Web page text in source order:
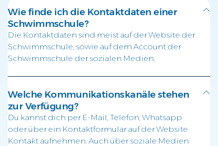
Wie finde ich die Kontaktdaten einer
Schwimmschule?
Die Kontaktdaten sind meist auf der Website der
Schwimmschule, sowie auf dem Account der
Schwimmschule der sozialen Medien.
Welche Kommunikationskanäle stehen
zur Verfügung?
Du kannst dich per E-Mail, Telefon, Whatsapp
oder über ein Kontaktformular auf der Website
Kontakt aufnehmen. Auch über soziale Medien